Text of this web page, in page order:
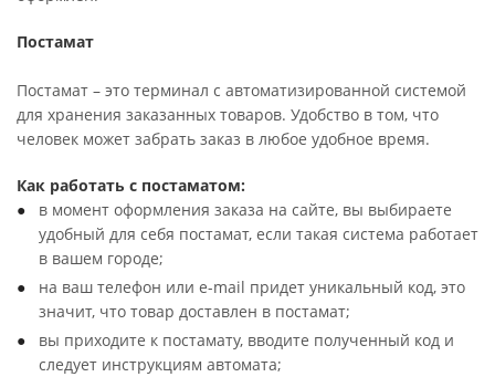
Постамат
Постамат – это терминал с автоматизированной системой
для хранения заказанных товаров. Удобство в том, что
человек может забрать заказ в любое удобное время.
Как работать с постаматом:
в момент оформления заказа на сайте, вы выбираете
удобный для себя постамат, если такая система работает
в вашем городе;
на ваш телефон или e-mail придет уникальный код, это
значит, что товар доставлен в постамат;
вы приходите к постамату, вводите полученный код и
следует инструкциям автомата;